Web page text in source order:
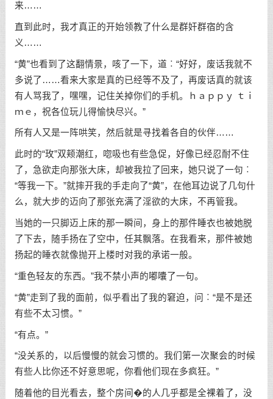
来……
直到此时，我才真正的开始领教了什么是群奸群宿的含
义……
“黄”也看到了这翻情景，咳了一下，道︰“好好，废话我就不
多说了……看来大家是真的已经等不及了，再废话真的就该
有人骂我了，嘿嘿，记住关掉你们的手机。ｈａｐｐｙ ｔｉ
ｍｅ，祝各位玩儿得愉快尽兴。”
所有人又是一阵哄笑，然后就是寻找着各自的伙伴……
此时的“玫”双颊潮红，唿吸也有些急促，好像已经忍耐不住
了，急欲走向那张大床，却被我拉了回来，她只说了一句︰
“等我一下。”就摔开我的手走向了“黄”，在他耳边说了几句什
么，就大步的迈向了那张充满了淫欲的大床，不再管我。
当她的一只脚迈上床的那一瞬间，身上的那件睡衣也被她脱
了下去，随手扬在了空中，任其飘落。在我看来，那件被她
扬起的睡衣就像抛开上楼时对我的承诺一般。
“重色轻友的东西。”我不禁小声的嘟囔了一句。
“黄”走到了我的面前，似乎看出了我的窘迫，问︰“是不是还
有些不太习惯。”
“有点。”
“没关系的，以后慢慢的就会习惯的。我们第一次聚会的时候
有些人比你还不好意思呢，你看他们现在多疯狂。”
随着他的目光看去，整个房间�的人几乎都是全裸着了，没